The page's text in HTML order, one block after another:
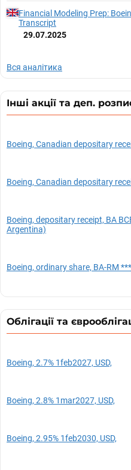
Financial Modeling Prep:
Transcript
29.07.2025
Вся аналітика
Інші акції та деп.
Boeing, Canadian depositary
Boeing, Canadian depositary
Boeing, depositary receipt, BA
Argentina)
Boeing, ordinary share, BA-RM ***
Облігації та
Boeing, 2.7% 1feb2027, USD,
Boeing, 2.8% 1mar2027, USD,
Boeing, 2.95% 1feb2030, USD,